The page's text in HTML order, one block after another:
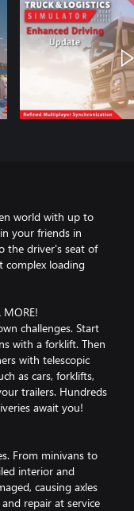
world with up to
your friends in
the driver's seat of
complex loading
MORE!
challenges. Start
with a forklift. Then
with telescopic
as cars, forklifts,
trailers. Hundreds
await you!
From minivans to
interior and
causing axles
repair at service